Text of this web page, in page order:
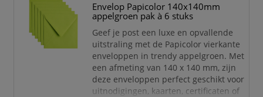
babyroze kleur is ideaal voor speciale
gelegenheden en
marketingdoeleinden. Het praktische
Envelop Papicolor 140x140mm
appelgroen pak à 6 stuks
Geef je post een luxe en opvallende
uitstraling met de Papicolor vierkante
enveloppen in trendy appelgroen. Met
een afmeting van 140 x 140 mm, zijn
deze enveloppen perfect geschikt voor
uitnodigingen, kaarten, certificaten of